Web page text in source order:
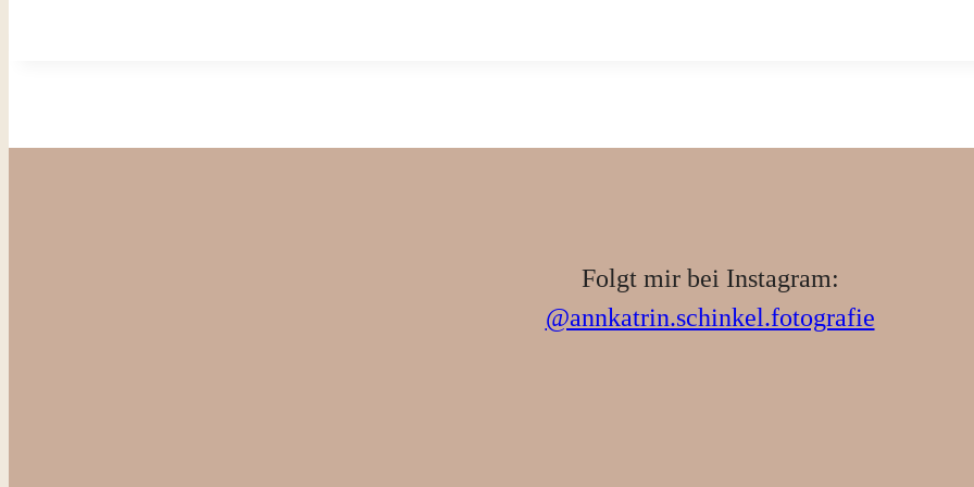
Folgt mir bei Instagram:
@annkatrin.schinkel.fotografie